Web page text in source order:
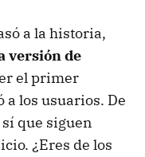
a la historia,
versión de
el primer
los usuarios. De
que siguen
¿Eres de los